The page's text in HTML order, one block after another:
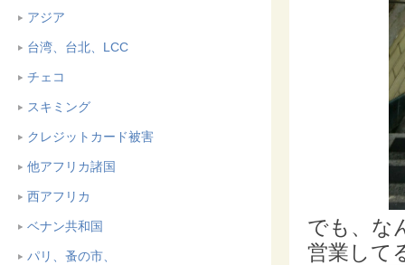
アジア
台湾、台北、LCC
チェコ
スキミング
クレジットカード被害
他アフリカ諸国
西アフリカ
ベナン共和国
パリ、蚤の市、
でも、な
営業して